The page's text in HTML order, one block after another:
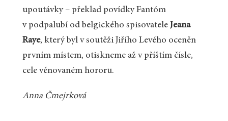
upoutávky – překlad povídky Fantóm
v podpalubí od belgického spisovatele Jeana
Raye, který byl v soutěži Jiřího Levého oceněn
prvním místem, otiskneme až v příštím čísle,
cele věnovaném hororu.
Anna Čmejrková